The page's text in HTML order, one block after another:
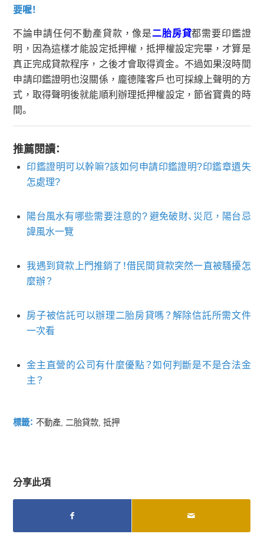
要喔！
不論申請任何不動產貸款，像是二胎房貸都需要印鑑證
明，因為這樣才能設定抵押權，抵押權設定完畢，才算是
真正完成貸款程序，之後才會取得資金。 不過如果沒時間
申請印鑑證明也沒關係，龐德隆客戶也可採線上聲明的方
式，取得聲明後就能順利辦理抵押權設定，節省寶貴的時
間。
推薦閱讀：
印鑑證明可以幹嘛?該如何申請印鑑證明?印鑑章遺失
怎處理?
陽台風水有哪些需要注意的? 避免破財、災厄，陽台忌
諱風水一覽
我遇到貸款上門推銷了！借民間貸款突然一直被騷擾怎
麼辦？
房子被信託可以辦理二胎房貸嗎？解除信託所需文件
一次看
金主直營的公司有什麼優點？如何判斷是不是合法金
主？
標籤： 不動產 二胎貸款 ,抵押
分享此項